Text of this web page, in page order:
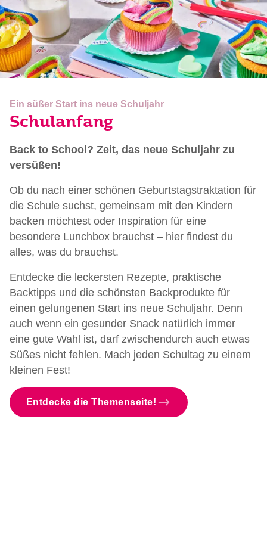
Ein süßer Start ins neue Schuljahr
Schulanfang
Back to School? Zeit, das neue Schuljahr zu
versüßen!
Ob du nach einer schönen Geburtstagstraktation für
die Schule suchst, gemeinsam mit den Kindern
backen möchtest oder Inspiration für eine
besondere Lunchbox brauchst – hier findest du
alles, was du brauchst.
Entdecke die leckersten Rezepte, praktische
Backtipps und die schönsten Backprodukte für
einen gelungenen Start ins neue Schuljahr. Denn
auch wenn ein gesunder Snack natürlich immer
eine gute Wahl ist, darf zwischendurch auch etwas
Süßes nicht fehlen. Mach jeden Schultag zu einem
kleinen Fest!
Entdecke die Themenseite!